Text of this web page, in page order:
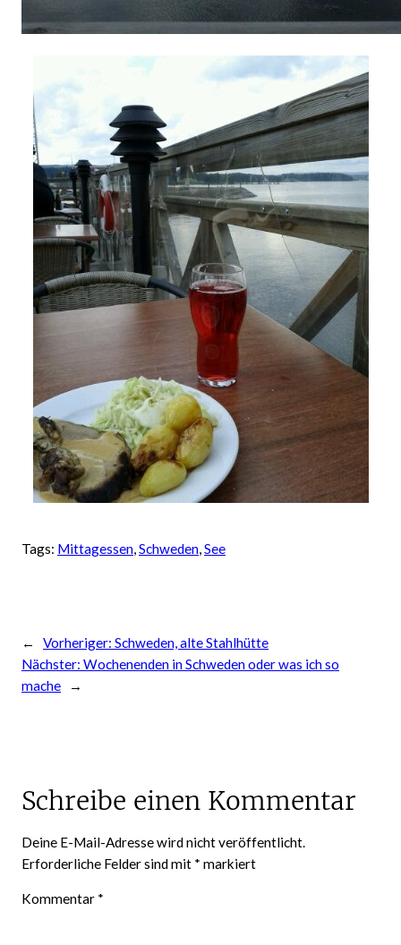
Tags: Mittagessen, Schweden, See
← Vorheriger: Schweden, alte Stahlhütte
Nächster: Wochenenden in Schweden oder was ich so
mache
→
Schreibe einen Kommentar
Deine E-Mail-Adresse wird nicht veröffentlicht.
Erforderliche Felder sind mit * markiert
Kommentar *